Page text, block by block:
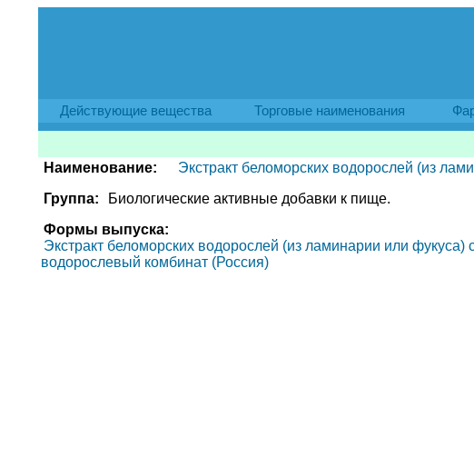
Действующие вещества Торговые наименования
Наименование:
Экстракт беломорских водорослей (из
Группа:
Биологические активные добавки к пище.
Формы выпуска:
Экстракт беломорских водорослей (из ламинарии или
водорослевый комбинат (Россия)